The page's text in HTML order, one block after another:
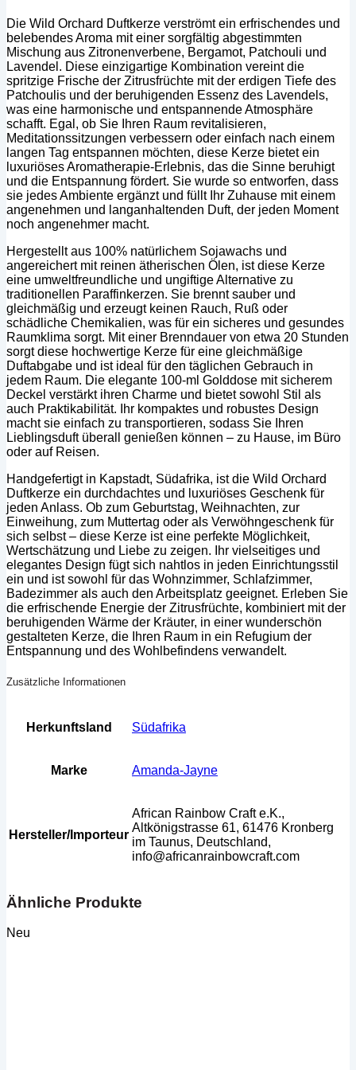
Die Wild Orchard Duftkerze verströmt ein erfrischendes und
belebendes Aroma mit einer sorgfältig abgestimmten
Mischung aus Zitronenverbene, Bergamot, Patchouli und
Lavendel. Diese einzigartige Kombination vereint die
spritzige Frische der Zitrusfrüchte mit der erdigen Tiefe des
Patchoulis und der beruhigenden Essenz des Lavendels,
was eine harmonische und entspannende Atmosphäre
schafft. Egal, ob Sie Ihren Raum revitalisieren,
Meditationssitzungen verbessern oder einfach nach einem
langen Tag entspannen möchten, diese Kerze bietet ein
luxuriöses Aromatherapie-Erlebnis, das die Sinne beruhigt
und die Entspannung fördert. Sie wurde so entworfen, dass
sie jedes Ambiente ergänzt und füllt Ihr Zuhause mit einem
angenehmen und langanhaltenden Duft, der jeden Moment
noch angenehmer macht.
Hergestellt aus 100% natürlichem Sojawachs und
angereichert mit reinen ätherischen Ölen, ist diese Kerze
eine umweltfreundliche und ungiftige Alternative zu
traditionellen Paraffinkerzen. Sie brennt sauber und
gleichmäßig und erzeugt keinen Rauch, Ruß oder
schädliche Chemikalien, was für ein sicheres und gesundes
Raumklima sorgt. Mit einer Brenndauer von etwa 20 Stunden
sorgt diese hochwertige Kerze für eine gleichmäßige
Duftabgabe und ist ideal für den täglichen Gebrauch in
jedem Raum. Die elegante 100-ml Golddose mit sicherem
Deckel verstärkt ihren Charme und bietet sowohl Stil als
auch Praktikabilität. Ihr kompaktes und robustes Design
macht sie einfach zu transportieren, sodass Sie Ihren
Lieblingsduft überall genießen können – zu Hause, im Büro
oder auf Reisen.
Handgefertigt in Kapstadt, Südafrika, ist die Wild Orchard
Duftkerze ein durchdachtes und luxuriöses Geschenk für
jeden Anlass. Ob zum Geburtstag, Weihnachten, zur
Einweihung, zum Muttertag oder als Verwöhngeschenk für
sich selbst – diese Kerze ist eine perfekte Möglichkeit,
Wertschätzung und Liebe zu zeigen. Ihr vielseitiges und
elegantes Design fügt sich nahtlos in jeden Einrichtungsstil
ein und ist sowohl für das Wohnzimmer, Schlafzimmer,
Badezimmer als auch den Arbeitsplatz geeignet. Erleben Sie
die erfrischende Energie der Zitrusfrüchte, kombiniert mit der
beruhigenden Wärme der Kräuter, in einer wunderschön
gestalteten Kerze, die Ihren Raum in ein Refugium der
Entspannung und des Wohlbefindens verwandelt.
Zusätzliche Informationen
Herkunftsland Südafrika
Marke Amanda-Jayne
Hersteller/Importeur
African Rainbow Craft e.K.,
Altkönigstrasse 61, 61476 Kronberg
im Taunus, Deutschland,
info@africanrainbowcraft.com
Ähnliche Produkte
Neu